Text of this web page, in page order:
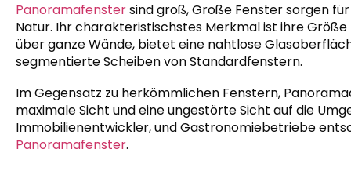
Panoramafenstersind groß, Große Fenster sorgen
Natur. Ihr charakteristischstes Merkmal ist ihre
über ganze Wände, bietet eine nahtlose
segmentierte Scheiben von Standardfenstern.
Im Gegensatz zu herkömmlichen Fenstern,
maximale Sicht und eine ungestörte Sicht auf die
Immobilienentwickler, und Gastronomiebetriebe
Panoramafenster.